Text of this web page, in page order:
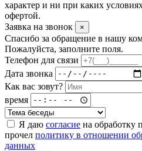
характер и ни при каких
офертой.
Заявка на звонок
×
Спасибо за обращение в нашу
Пожалуйста, заполните поля.
Телефон для связи
Дата звонка
Как вас зовут?
время
Я даю согласие на обработку
прочел политику в отношении
данных